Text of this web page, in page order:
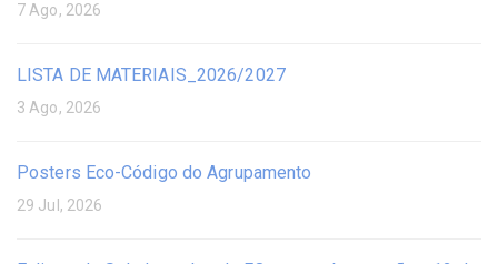
7 Ago, 2026
LISTA DE MATERIAIS_2026/2027
3 Ago, 2026
Posters Eco-Código do Agrupamento
29 Jul, 2026